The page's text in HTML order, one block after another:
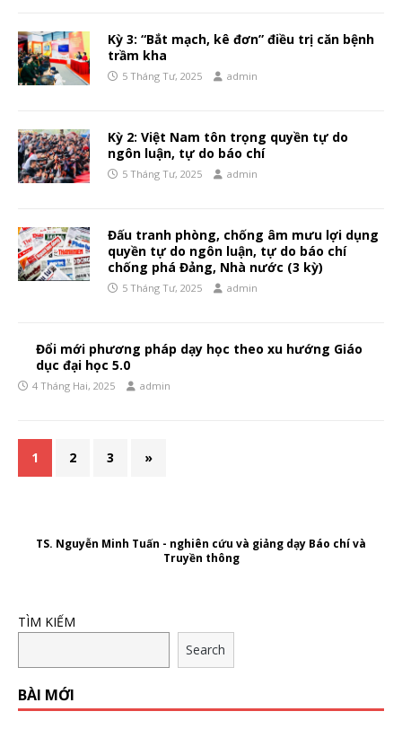
Kỳ 3: “Bắt mạch, kê đơn” điều trị căn bệnh
trầm kha
5 Tháng Tư, 2025 admin
Kỳ 2: Việt Nam tôn trọng quyền tự do
ngôn luận, tự do báo chí
5 Tháng Tư, 2025 admin
Đấu tranh phòng, chống âm mưu lợi dụng
quyền tự do ngôn luận, tự do báo chí
chống phá Đảng, Nhà nước (3 kỳ)
5 Tháng Tư, 2025 admin
Đổi mới phương pháp dạy học theo xu hướng Giáo
dục đại học 5.0
4 Tháng Hai, 2025 admin
1 2 3 »
TS. Nguyễn Minh Tuấn - nghiên cứu và giảng dạy Báo chí và
Truyền thông
TÌM KIẾM
Search
BÀI MỚI